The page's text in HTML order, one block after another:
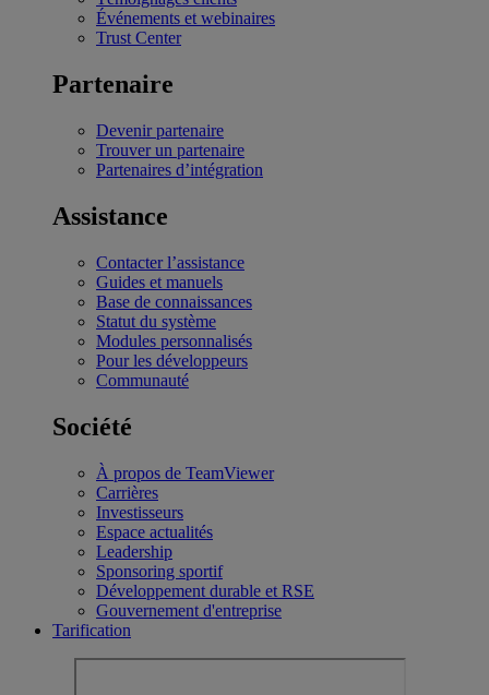
Événements et webinaires
Trust Center
Partenaire
Devenir partenaire
Trouver un partenaire
Partenaires d’intégration
Assistance
Contacter l’assistance
Guides et manuels
Base de connaissances
Statut du système
Modules personnalisés
Pour les développeurs
Communauté
Société
À propos de TeamViewer
Carrières
Investisseurs
Espace actualités
Leadership
Sponsoring sportif
Développement durable et RSE
Gouvernement d'entreprise
Tarification